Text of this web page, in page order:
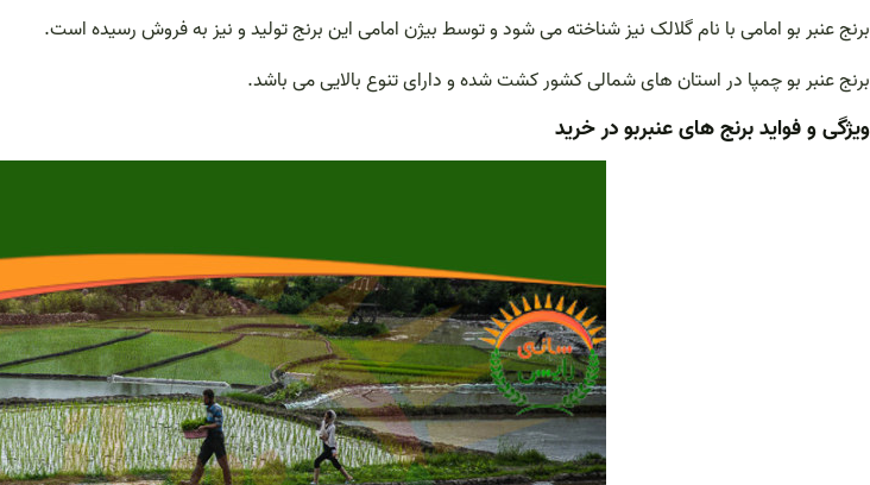
برنج عنبر بو امامی با نام گلالک نیز شناخته می شود و توسط بیژن امامی این برنج تولید و نیز به فروش رسیده است.
برنج عنبر بو چمپا در استان های شمالی کشور کشت شده و دارای تنوع بالایی می باشد.
ویژگی و فواید برنج های عنبربو در خرید